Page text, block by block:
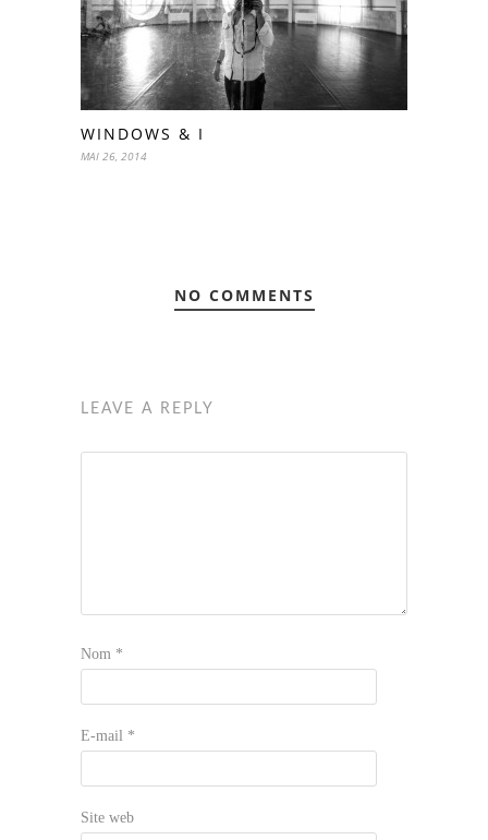
WINDOWS & I
MAI 26, 2014
NO COMMENTS
LEAVE A REPLY
Nom *
E-mail *
Site web